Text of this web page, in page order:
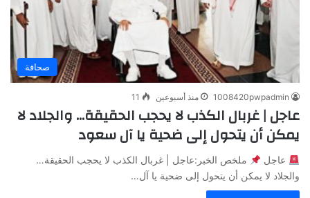
صحافة
1008420pwpadmin منذ أسبوعين 11
عاجل | غربال الكذب لا يحجب الحقيقة… والجلاد لا
يمكن أن يتحول إلى ضحية يا آل سعود
عاجل
ملخص الخبر:عاجل | غربال الكذب لا يحجب الحقيقة…
والجلاد لا يمكن أن يتحول إلى ضحية يا آل…